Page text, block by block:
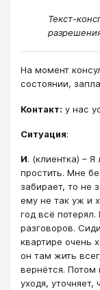
Текст-
На момент
состоянии,
Контакт: у нас
Ситуация:
И. (клиентка) –
простить. Мне
забирает, то не
ему не так уж и
год всё потерял.
разговоров.
квартире очень
он там жить
вернётся. Потом
уходя,